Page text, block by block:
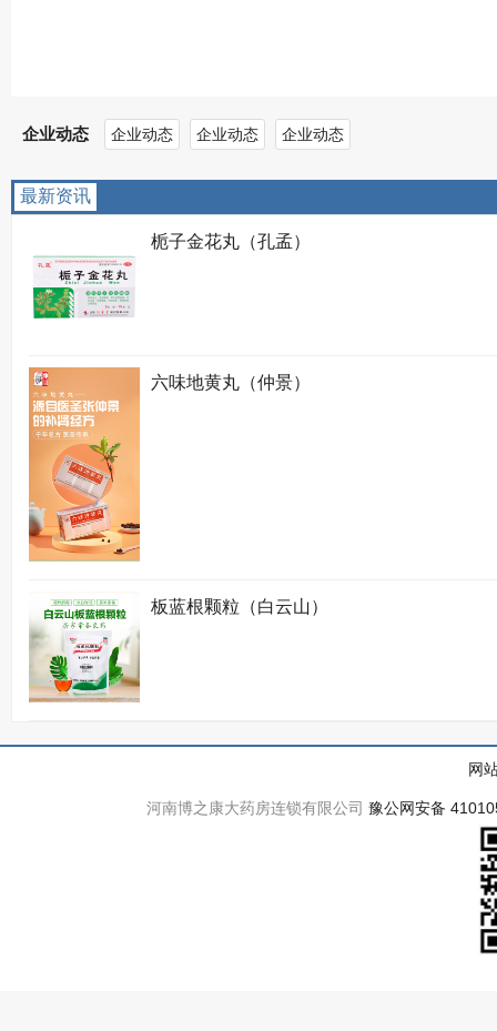
企业动态 企业动态 企业动态 企业动态
最新资讯
栀子金花丸（孔孟）
六味地黄丸（仲景）
板蓝根颗粒（白云山）
网
河南博之康大药房连锁有限公司 豫公网安备